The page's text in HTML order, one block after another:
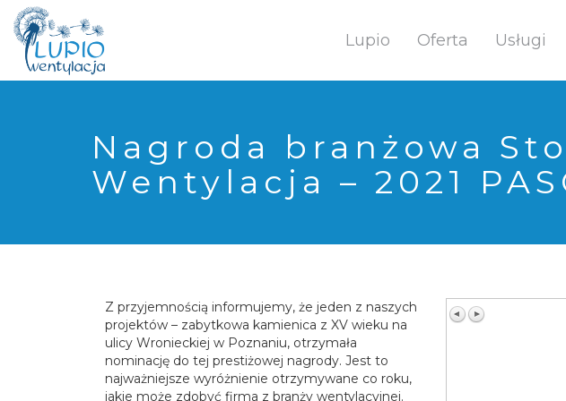
Lupio Oferta Usługi
Nagroda branżowa
Wentylacja – 2021
Z przyjemnością informujemy, że jeden z naszych
projektów – zabytkowa kamienica z XV wieku na
ulicy Wronieckiej w Poznaniu, otrzymała
nominację do tej prestiżowej nagrody. Jest to
najważniejsze wyróżnienie otrzymywane co roku,
jakie może zdobyć firma z branży wentylacyjnej.